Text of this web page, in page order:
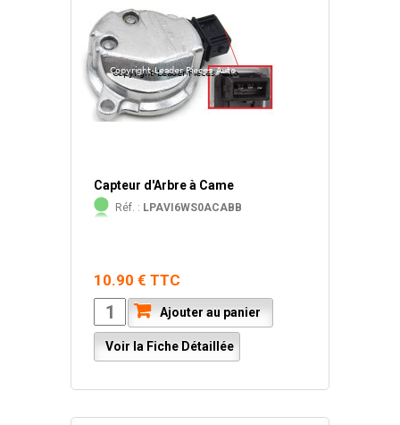
Capteur d'Arbre à Came
Réf. : LPAVI6WS0ACABB
10.90 € TTC
Ajouter au panier
Voir la Fiche Détaillée